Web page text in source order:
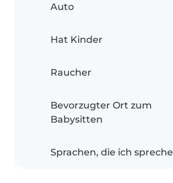
Auto
Hat Kinder
Raucher
Bevorzugter Ort zum
Babysitten
Sprachen, die ich spreche